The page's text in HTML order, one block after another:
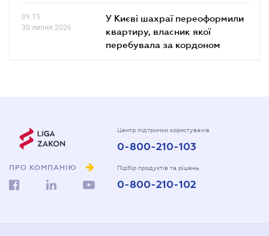
09.15
30 липня 2026
У Києві шахраї переоформили
квартиру, власник якої
перебувала за кордоном
ПРО КОМПАНІЮ
Центр підтримки користувачів
0-800-210-103
Підбір продуктів та рішень
0-800-210-102